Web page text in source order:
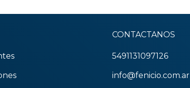
CONTACTANOS
5491131097126
info@fenicio.com.ar